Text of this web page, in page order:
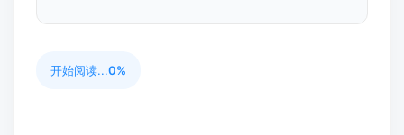
开始阅读...0%